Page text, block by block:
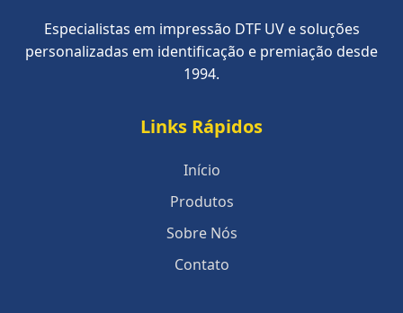
Especialistas em impressão DTF UV e soluções
personalizadas em identificação e premiação desde
1994.
Links Rápidos
Início
Produtos
Sobre Nós
Contato